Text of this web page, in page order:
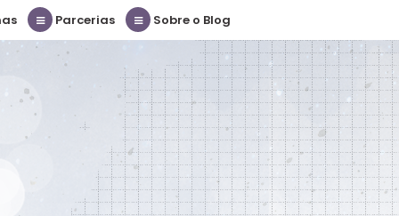
Parcerias Sobre o Blog